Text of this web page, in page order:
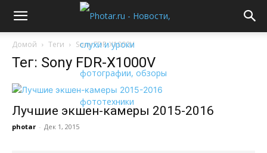
Домой Теги Sony FDR-X1000V
Тег: Sony FDR-X1000V
Лучшие экшен-камеры 2015-2016
photar - Дек 1, 2015